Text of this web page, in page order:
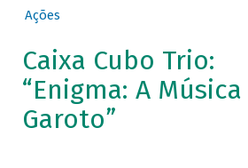
Ações
Caixa Cubo Trio:
“Enigma: A
Garoto”